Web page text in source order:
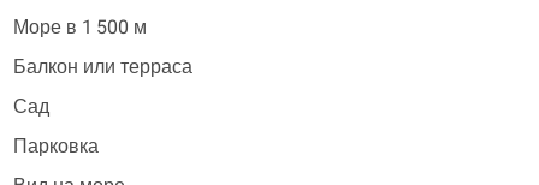
Море в 1 500 м
Балкон или терраса
Сад
Парковка